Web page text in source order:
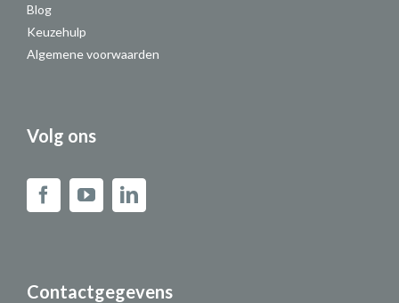
Blog
Keuzehulp
Algemene voorwaarden
Volg ons
Contactgegevens